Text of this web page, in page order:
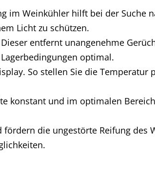
im Weinkühler hilft bei der Suche
Licht zu schützen.
entfernt unangenehme
optimal.
So stellen Sie die Temperatur
konstant und im optimalen
die ungestörte Reifung des